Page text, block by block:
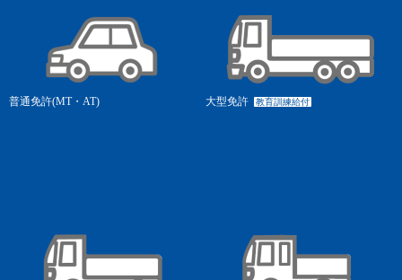
普通免許(MT・AT) 大型免許 教育訓練給付